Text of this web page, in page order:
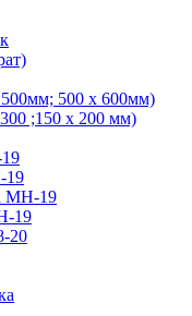
500 х 600мм)
;150 х 200 мм)
19
МН-19
19
20